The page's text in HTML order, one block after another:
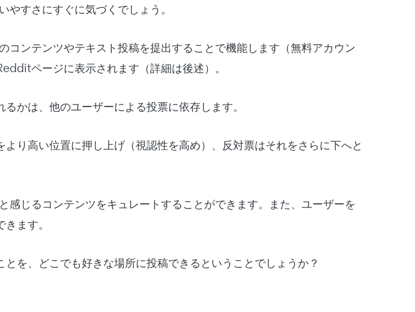
すさにすぐに気づくでしょう。
ンテンツやテキスト投稿を提出することで機能します（無料アカウン
ページに表示されます（詳細は後述）。
かは、他のユーザーによる投票に依存します。
り高い位置に押し上げ（視認性を高め）、反対票はそれをさらに下へと
じるコンテンツをキュレートすることができます。また、ユーザーを
ます。
を、どこでも好きな場所に投稿できるということでしょうか？